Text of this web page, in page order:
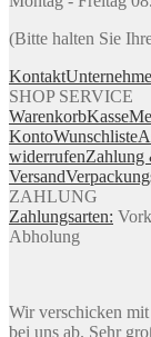
(Bitte halten Sie
Kontakt
SHOP SERVICE
WarenkorbKasse
KontoWunschliste
widerrufenZahlung
Versand
ZAHLUNG
Zahlungsarten:
Abholung
Wir verschicken
bei uns ab. Sehr